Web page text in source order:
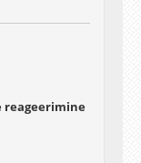
reageerimine